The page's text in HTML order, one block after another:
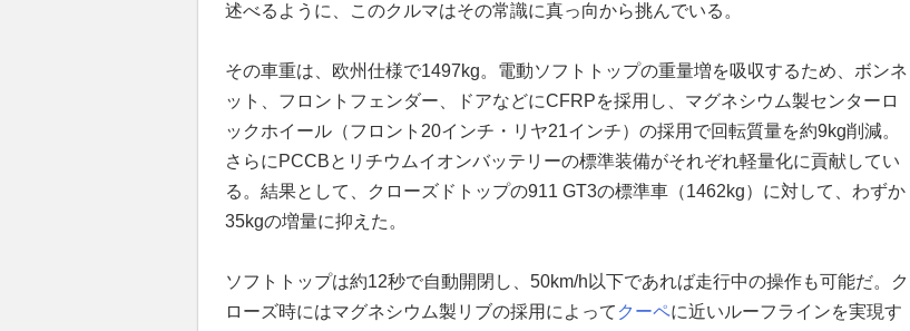
述べるように、このクルマはその常識に真っ向から挑んでいる。
その車重は、欧州仕様で1497kg。電動ソフトトップの重量増を吸収するため、ボンネ
ット、フロントフェンダー、ドアなどにCFRPを採用し、マグネシウム製センターロ
ックホイール（フロント20インチ・リヤ21インチ）の採用で回転質量を約9kg削減。
さらにPCCBとリチウムイオンバッテリーの標準装備がそれぞれ軽量化に貢献してい
る。結果として、クローズドトップの911 GT3の標準車（1462kg）に対して、わずか
35kgの増量に抑えた。
ソフトトップは約12秒で自動開閉し、50km/h以下であれば走行中の操作も可能だ。ク
ローズ時にはマグネシウム製リブの採用によって クーペに近いルーフラインを実現す